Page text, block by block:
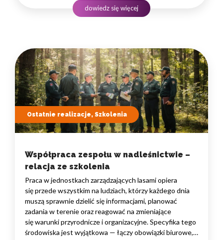
rozwojowego to decyzja strategiczna — wpływa
na wydajność zespołów,…
dowiedz się więcej
Ostatnie realizacje, Szkolenia
Współpraca zespołu w nadleśnictwie –
relacja ze szkolenia
Praca w jednostkach zarządzających lasami opiera
się przede wszystkim na ludziach, którzy każdego dnia
muszą sprawnie dzielić się informacjami, planować
zadania w terenie oraz reagować na zmieniające
się warunki przyrodnicze i organizacyjne. Specyfika tego
środowiska jest wyjątkowa — łączy obowiązki biurowe,